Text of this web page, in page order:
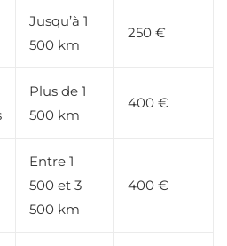
Jusqu’à 1
500 km
250 €
Plus de 1
500 km
400 €
Entre 1
500 et 3
500 km
400 €